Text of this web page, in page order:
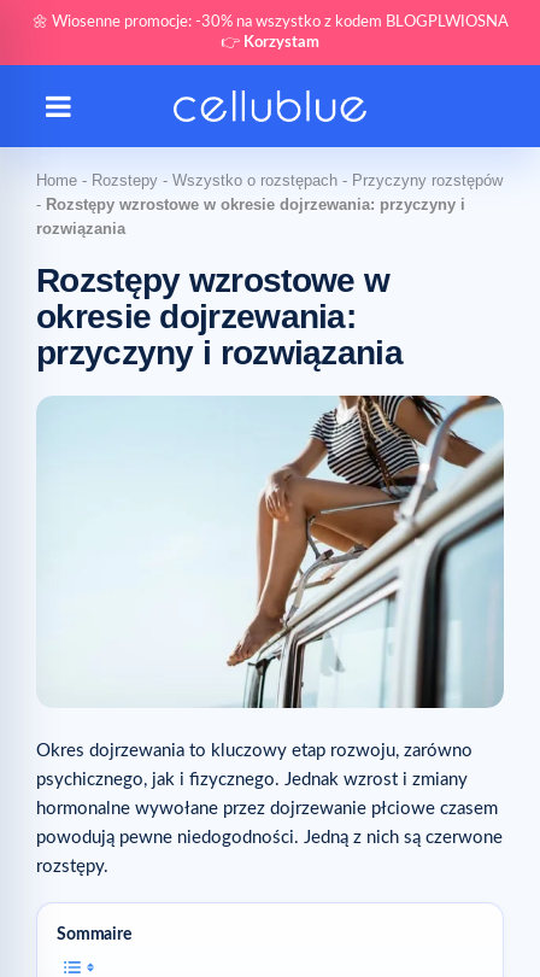
🌼 Wiosenne promocje: -30% na wszystko z kodem BLOGPLWIOSNA
👉 Korzystam
Home - Rozstepy - Wszystko o rozstępach - Przyczyny rozstępów
- Rozstępy wzrostowe w okresie dojrzewania: przyczyny i
rozwiązania
Rozstępy wzrostowe w
okresie dojrzewania:
przyczyny i rozwiązania
Okres dojrzewania to kluczowy etap rozwoju, zarówno
psychicznego, jak i fizycznego. Jednak wzrost i zmiany
hormonalne wywołane przez dojrzewanie płciowe czasem
powodują pewne niedogodności. Jedną z nich są czerwone
rozstępy.
Sommaire